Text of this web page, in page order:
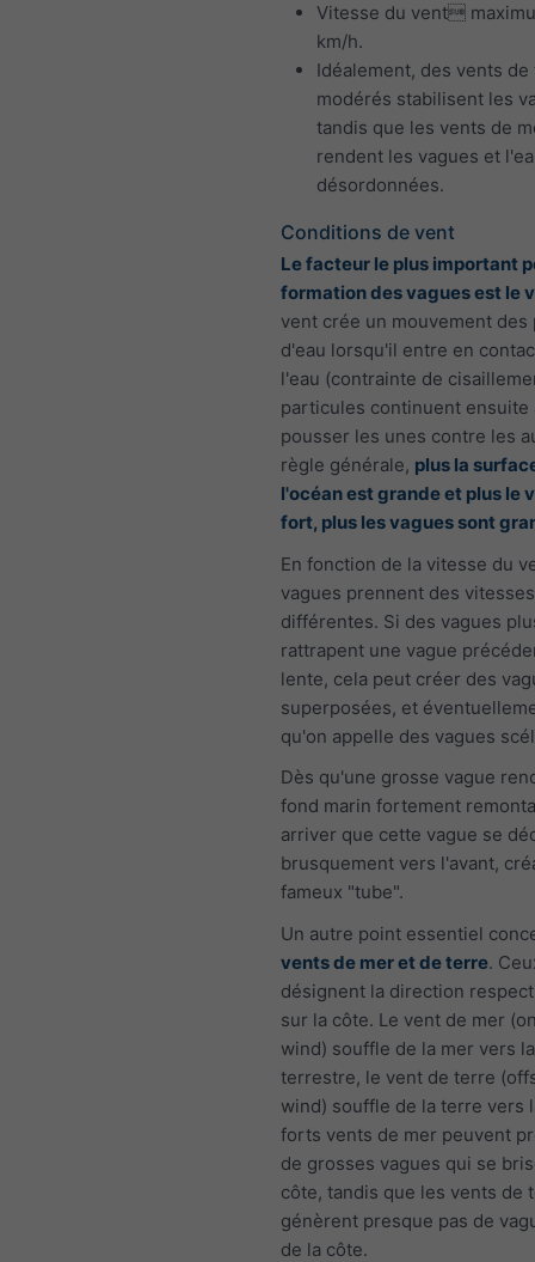
Vitesse du vent
km/h.
Idéalement, des vents
modérés stabilisent les
tandis que les vents de
rendent les vagues et
désordonnées.
Conditions de vent
Le facteur le plus important
formation des vagues est le
vent crée un mouvement
d'eau lorsqu'il entre en
l'eau (contrainte de
particules continuent ensuite
pousser les unes contre les
règle générale, plus la
l'océan est grande et plus le
fort, plus les vagues sont
En fonction de la vitesse du
vagues prennent des vitesses
différentes. Si des vagues
rattrapent une vague
lente, cela peut créer des
superposées, et
qu'on appelle des vagues
Dès qu'une grosse vague
fond marin fortement
arriver que cette vague se
brusquement vers l'avant,
fameux "tube".
Un autre point essentiel
vents de mer et de terre.
désignent la direction
sur la côte. Le vent de mer
wind) souffle de la mer vers
terrestre, le vent de terre
wind) souffle de la terre vers
forts vents de mer peuvent
de grosses vagues qui se
côte, tandis que les vents de
génèrent presque pas de
de la côte.